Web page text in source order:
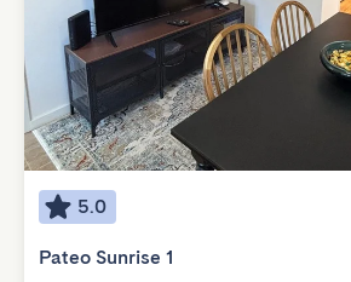
5.0
Pateo Sunrise 1